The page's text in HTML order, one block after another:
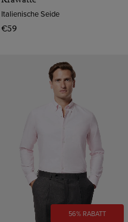
Italienische Seide
€59
56% RABATT